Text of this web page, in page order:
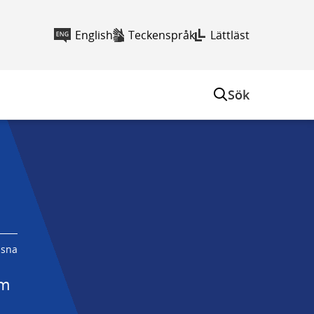
English Teckenspråk Lättläst
Sök